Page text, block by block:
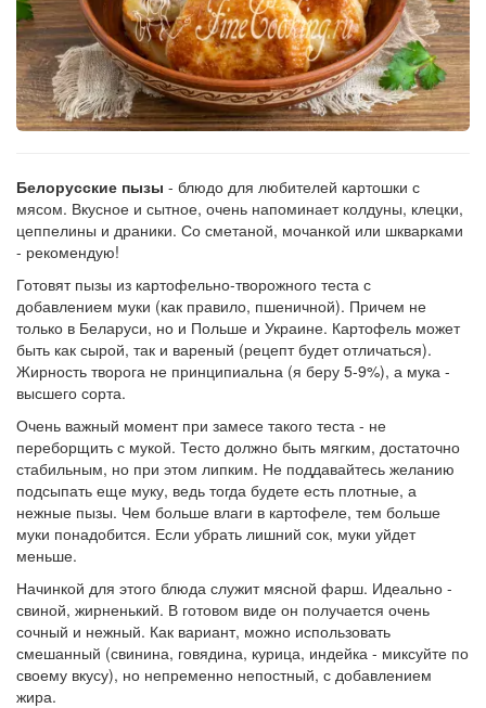
Белорусские пызы - блюдо для любителей картошки с
мясом. Вкусное и сытное, очень напоминает колдуны, клецки,
цеппелины и драники. Со сметаной, мочанкой или шкварками
- рекомендую!
Готовят пызы из картофельно-творожного теста с
добавлением муки (как правило, пшеничной). Причем не
только в Беларуси, но и Польше и Украине. Картофель может
быть как сырой, так и вареный (рецепт будет отличаться).
Жирность творога не принципиальна (я беру 5-9%), а мука -
высшего сорта.
Очень важный момент при замесе такого теста - не
переборщить с мукой. Тесто должно быть мягким, достаточно
стабильным, но при этом липким. Не поддавайтесь желанию
подсыпать еще муку, ведь тогда будете есть плотные, а
нежные пызы. Чем больше влаги в картофеле, тем больше
муки понадобится. Если убрать лишний сок, муки уйдет
меньше.
Начинкой для этого блюда служит мясной фарш. Идеально -
свиной, жирненький. В готовом виде он получается очень
сочный и нежный. Как вариант, можно использовать
смешанный (свинина, говядина, курица, индейка - миксуйте по
своему вкусу), но непременно непостный, с добавлением
жира.